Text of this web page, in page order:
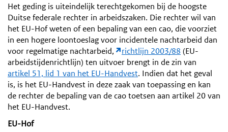
Het geding is uiteindelijk terechtgekomen bij de hoogste
Duitse federale rechter in arbeidszaken. Die rechter wil van
het EU-Hof weten of een bepaling van een cao, die voorziet
in een hogere loontoeslag voor incidentele nachtarbeid dan
voor regelmatige nachtarbeid,
richtlijn 2003/88 (EU-
arbeidstijdenrichtlijn) ten uitvoer brengt in de zin van
artikel 51, lid 1 van het EU-Handvest. Indien dat het geval
is, is het EU-Handvest in deze zaak van toepassing en kan
de rechter de bepaling van de cao toetsen aan artikel 20 van
het EU-Handvest.
EU-Hof